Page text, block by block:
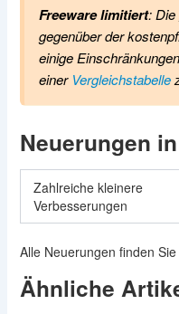
Freeware limitiert: Die
gegenüber der
einige
einer Vergleichstabelle
Neuerungen
Zahlreiche kleinere
Verbesserungen
Alle Neuerungen finden Sie
Ähnliche